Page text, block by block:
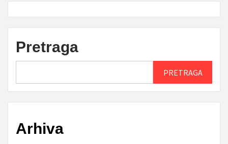
Pretraga
PRETRAGA
Arhiva